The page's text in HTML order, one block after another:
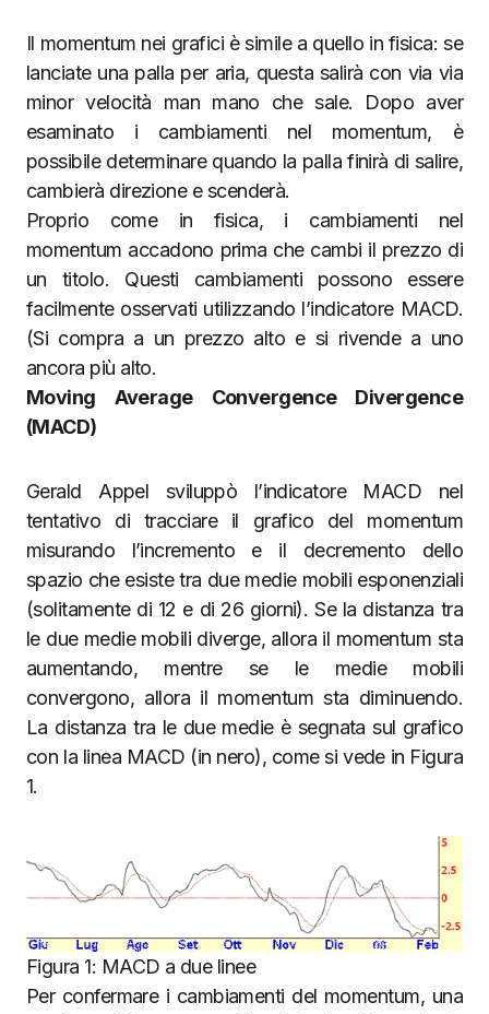
Il momentum nei grafici è simile a quello in fisica: se
lanciate una palla per aria, questa salirà con via via
minor velocità man mano che sale. Dopo aver
esaminato i cambiamenti nel momentum, è
possibile determinare quando la palla finirà di salire,
cambierà direzione e scenderà.
Proprio come in fisica, i cambiamenti nel
momentum accadono prima che cambi il prezzo di
un titolo. Questi cambiamenti possono essere
facilmente osservati utilizzando l’indicatore MACD.
(Si compra a un prezzo alto e si rivende a uno
ancora più alto.
Moving Average Convergence Divergence
(MACD)
Gerald Appel sviluppò l’indicatore MACD nel
tentativo di tracciare il grafico del momentum
misurando l’incremento e il decremento dello
spazio che esiste tra due medie mobili esponenziali
(solitamente di 12 e di 26 giorni). Se la distanza tra
le due medie mobili diverge, allora il momentum sta
aumentando, mentre se le medie mobili
convergono, allora il momentum sta diminuendo.
La distanza tra le due medie è segnata sul grafico
con la linea MACD (in nero), come si vede in Figura
1.
Figura 1: MACD a due linee
Per confermare i cambiamenti del momentum, una